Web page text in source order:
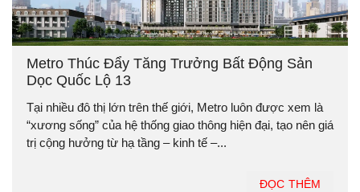
Metro Thúc Đẩy Tăng Trưởng Bất Động Sản
Dọc Quốc Lộ 13
Tại nhiều đô thị lớn trên thế giới, Metro luôn được xem là
“xương sống” của hệ thống giao thông hiện đại, tạo nên giá
trị cộng hưởng từ hạ tầng – kinh tế –...
ĐỌC THÊM